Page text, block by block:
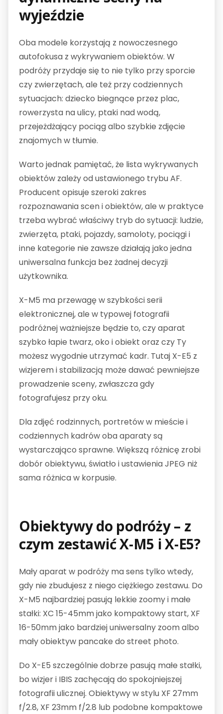
wyjeździe
Oba modele korzystają z nowoczesnego
autofokusa z wykrywaniem obiektów. W
podróży przydaje się to nie tylko przy sporcie
czy zwierzętach, ale też przy codziennych
sytuacjach: dziecko biegnące przez plac,
rowerzysta na ulicy, ptaki nad wodą,
przejeżdżający pociąg albo szybkie zdjęcie
znajomych w tłumie.
Warto jednak pamiętać, że lista wykrywanych
obiektów zależy od ustawionego trybu AF.
Producent opisuje szeroki zakres
rozpoznawania scen i obiektów, ale w praktyce
trzeba wybrać właściwy tryb do sytuacji: ludzie,
zwierzęta, ptaki, pojazdy, samoloty, pociągi i
inne kategorie nie zawsze działają jako jedna
uniwersalna funkcja bez żadnej decyzji
użytkownika.
X-M5 ma przewagę w szybkości serii
elektronicznej, ale w typowej fotografii
podróżnej ważniejsze będzie to, czy aparat
szybko łapie twarz, oko i obiekt oraz czy Ty
możesz wygodnie utrzymać kadr. Tutaj X-E5 z
wizjerem i stabilizacją może dawać pewniejsze
prowadzenie sceny, zwłaszcza gdy
fotografujesz przy oku.
Dla zdjęć rodzinnych, portretów w mieście i
codziennych kadrów oba aparaty są
wystarczająco sprawne. Większą różnicę zrobi
dobór obiektywu, światło i ustawienia JPEG niż
sama różnica w korpusie.
Obiektywy do podróży – z
czym zestawić X-M5 i X-E5?
Mały aparat w podróży ma sens tylko wtedy,
gdy nie zbudujesz z niego ciężkiego zestawu. Do
X-M5 najbardziej pasują lekkie zoomy i małe
stałki: XC 15-45mm jako kompaktowy start, XF
16-50mm jako bardziej uniwersalny zoom albo
mały obiektyw pancake do street photo.
Do X-E5 szczególnie dobrze pasują małe stałki,
bo wizjer i IBIS zachęcają do spokojniejszej
fotografii ulicznej. Obiektywy w stylu XF 27mm
f/2.8, XF 23mm f/2.8 lub podobne kompaktowe